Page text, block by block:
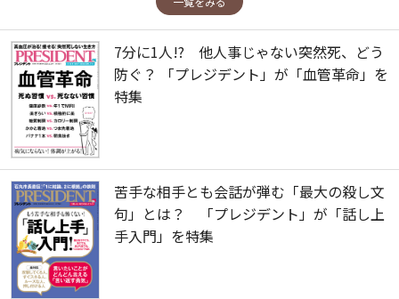
7分に1人!? 他人事じゃない突然死、どう
防ぐ？ 「プレジデント」が「血管革命」を
特集
苦手な相手とも会話が弾む「最大の殺し文
句」とは？ 「プレジデント」が「話し上
手入門」を特集